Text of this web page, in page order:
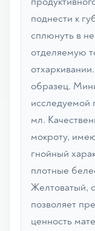
поднести к
сплюнуть в
отделяемую
образец.
исследуемой
мл.
мокроту,
гнойный
плотные
Желтоватый,
позволяет
ценность